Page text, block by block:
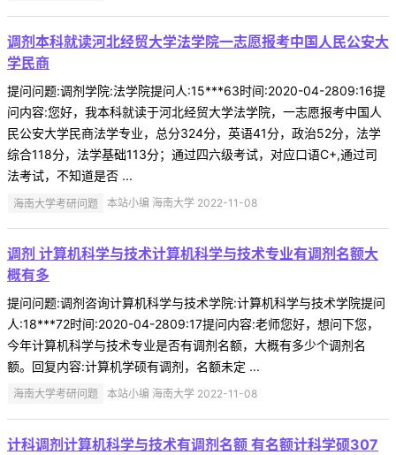
调剂本科就读河北经贸大学法学院一志愿报考中国人民公安大
学民商
提问问题:调剂学院:法学院提问人:15***63时间:2020-04-2809:16提
问内容:您好，我本科就读于河北经贸大学法学院，一志愿报考中国人
民公安大学民商法学专业，总分324分，英语41分，政治52分，法学
综合118分，法学基础113分；通过四六级考试，对应口语C+,通过司
法考试，不知道是否 ...
海南大学考研问题 本站小编 海南大学 2022-11-08
调剂 计算机科学与技术计算机科学与技术专业有调剂名额大
概有多
提问问题:调剂咨询计算机科学与技术学院:计算机科学与技术学院提问
人:18***72时间:2020-04-2809:17提问内容:老师您好，想问下您，
今年计算机科学与技术专业是否有调剂名额，大概有多少个调剂名
额。回复内容:计算机学硕有调剂，名额未定 ...
海南大学考研问题 本站小编 海南大学 2022-11-08
计科调剂计算机科学与技术有调剂名额 有名额计科学硕307